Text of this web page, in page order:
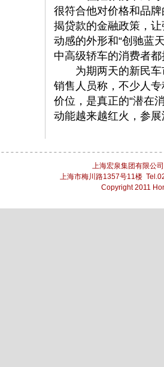
很符合他对价格和品
揭贷款的金融政策，
动感的外形和“创驰蓝
中高级轿车的消费者
为期两天的新民车
销售人员称，不少人
价位，是真正的“潜在
动能越来越红火，参
上海宏泉集团有限公
上海市梅川路1357号11楼
Copyright 2011